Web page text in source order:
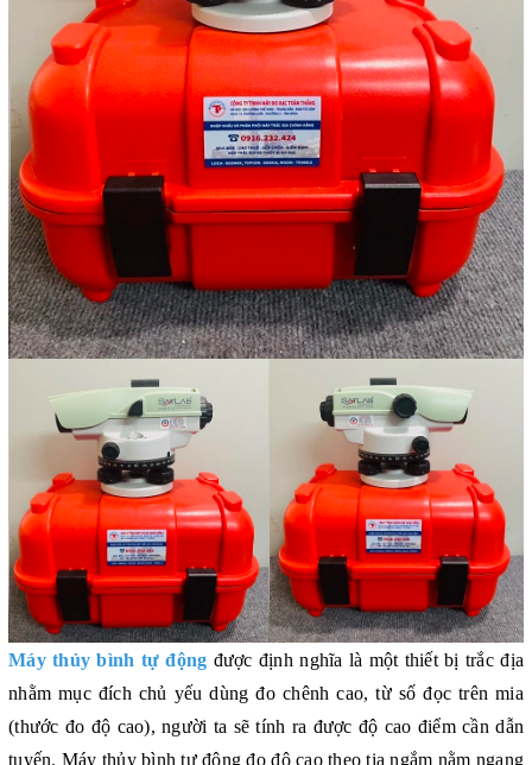
Máy thủy bình tự động được định nghĩa là một thiết bị trắc địa
nhằm mục đích chủ yếu dùng đo chênh cao, từ số đọc trên mia
(thước đo độ cao), người ta sẽ tính ra được độ cao điểm cần dẫn
tuyến. Máy thủy bình tự động đo độ cao theo tia ngắm nằm ngang